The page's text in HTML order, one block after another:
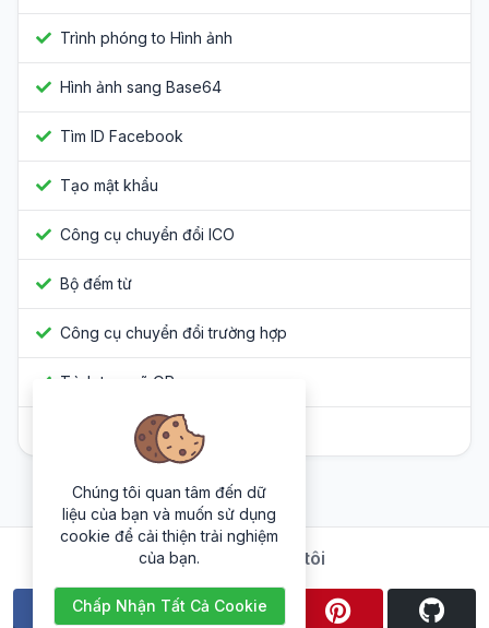
Trình phóng to Hình ảnh
Hình ảnh sang Base64
Tìm ID Facebook
Tạo mật khẩu
Công cụ chuyển đổi ICO
Bộ đếm từ
Công cụ chuyển đổi trường hợp
Trình tạo mã QR
Làm rối Javascript
Theo dõi chúng tôi
Chúng tôi quan tâm đến dữ
liệu của bạn và muốn sử dụng
cookie để cải thiện trải nghiệm
của bạn.
Chấp Nhận Tất Cả Cookie